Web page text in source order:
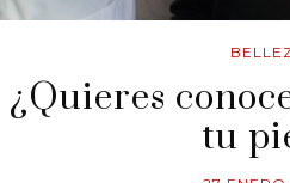
¿Quieres
tu